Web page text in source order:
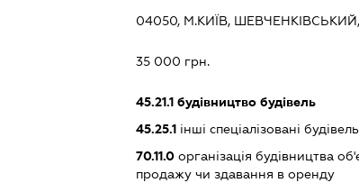
04050, М.КИЇВ,
35 000 грн.
45.21.1будівництво будівель
45.25.1інші спеціалізовані
70.11.0організація будівництва
продажу чи здавання в оренду